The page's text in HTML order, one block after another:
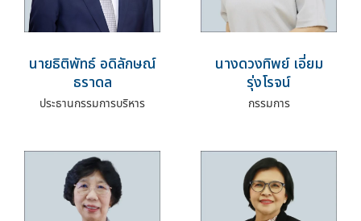
นายธิติพัทธ์ อดิลักษณ์
ธราดล
ประธานกรรมการบริหาร
นางดวงทิพย์ เอี่ยม
รุ่งโรจน์
กรรมการ